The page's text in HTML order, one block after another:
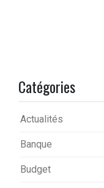
Catégories
Actualités
Banque
Budget